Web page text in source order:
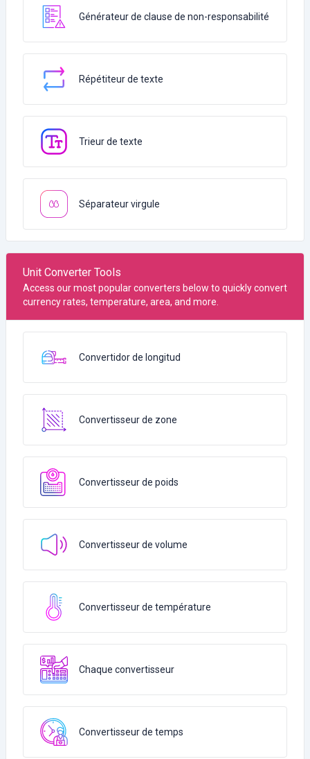
Générateur de clause de non-responsabilité
Répétiteur de texte
Trieur de texte
Séparateur virgule
Unit Converter Tools
Access our most popular converters below to quickly convert
currency rates, temperature, area, and more.
Convertidor de longitud
Convertisseur de zone
Convertisseur de poids
Convertisseur de volume
Convertisseur de température
Chaque convertisseur
Convertisseur de temps